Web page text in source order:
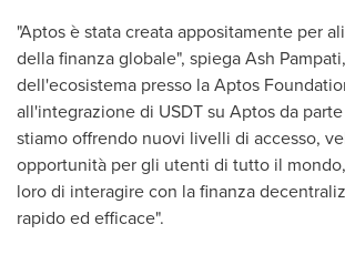
"Aptos è stata creata appositamente per
della finanza globale", spiega Ash
dell'ecosistema presso la Aptos
all'integrazione di USDT su Aptos da
stiamo offrendo nuovi livelli di accesso,
opportunità per gli utenti di tutto il
loro di interagire con la finanza
rapido ed efficace".